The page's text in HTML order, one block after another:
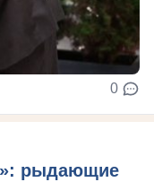
0
рыдающие